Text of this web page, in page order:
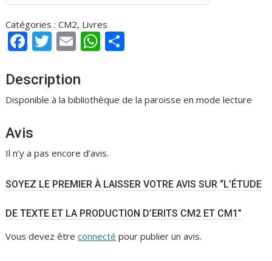
u
r
Catégories :CM2, Livres
F
e
b
o
k
T
itt
er
E
ai
l
W
s
p
g
Description
Disponible à la bibliothèque de la paroisse en mode lecture
Avis
Il n’y a pas encore d’avis.
SOYEZ LE PREMIER À LAISSER VOTRE AVIS SUR “L’ÉTUDE
DE TEXTE ET LA PRODUCTION D’ERITS CM2 ET CM1”
Vous devez êtreconnecté pour publier un avis.